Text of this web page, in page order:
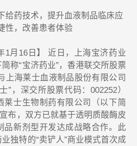
给药技术，提升血液制品临床应
性，改善患者体验
1月16日】 近日，上海宝济药业
称“宝济药业”，香港联交所股票
上海莱士血液制品股份有限公司
”，深交所股票代码：002252）
莱士生物制药有限公司（以下简
布，双方已就基于透明质酸酶皮
品新剂型开发达成战略合作。此
独特的“卖铲人”商业模式首次成